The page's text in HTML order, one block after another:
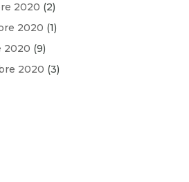
2020 (2)
2020 (1)
2020 (9)
2020 (3)